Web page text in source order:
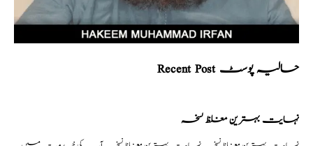
Recent Post حالیہ پوسٹ
نہایت بہترین مغلظ نسخہ